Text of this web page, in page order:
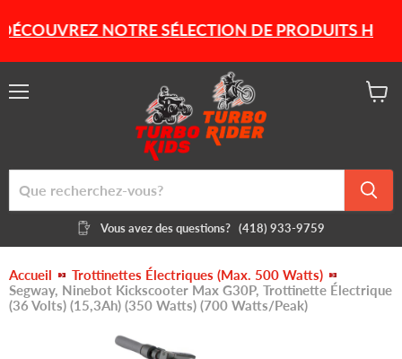
NOTRE SÉLECTION DE PRODUITS
Vous avez des questions? (418) 933-9759
Accueil
Trottinettes Électriques (Max. 500 Watts)
Segway, Ninebot Kickscooter Max G30P, Trottinette Électrique
(36 Volts) (15,3Ah) (350 Watts) (700 Watts/Peak)